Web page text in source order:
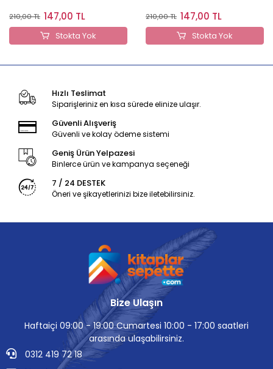
210,00 TL 147,00 TL
Stokta Yok
210,00 TL 147,00 TL
Stokta Yok
Hızlı Teslimat
Siparişleriniz en kısa sürede elinize ulaşır.
Güvenli Alışveriş
Güvenli ve kolay ödeme sistemi
Geniş Ürün Yelpazesi
Binlerce ürün ve kampanya seçeneği
7 / 24 DESTEK
Öneri ve şikayetlerinizi bize iletebilirsiniz.
Bize Ulaşın
Haftaiçi 09:00 - 19:00 Cumartesi 10:00 - 17:00 saatleri
arasında ulaşabilirsiniz.
0312 419 72 18